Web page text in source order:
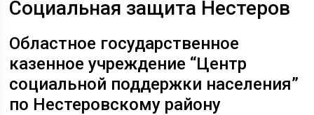
Социальная защита Нестеров
Областное государственное
казенное учреждение “Центр
социальной поддержки населения”
по Нестеровскому району